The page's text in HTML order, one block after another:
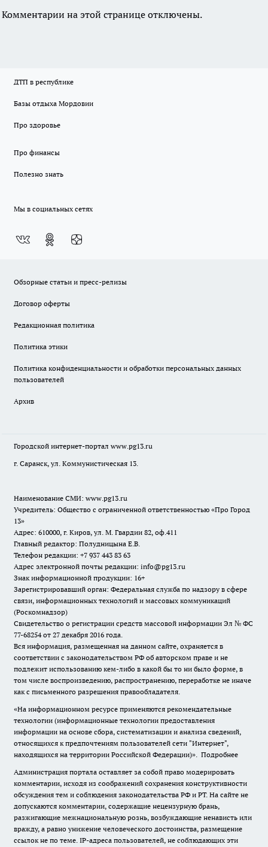
Комментарии на этой странице отключены.
ДТП в республике
Базы отдыха Мордовии
Про здоровье
Про финансы
Полезно знать
Мы в социальных сетях
Обзорные статьи и пресс-релизы
Договор оферты
Редакционная политика
Политика этики
Политика конфиденциальности и обработки персональных данных
пользователей
Архив
Городской интернет-портал www.pg13.ru
г. Саранск, ул. Коммунистическая 13.
Наименование СМИ: www.pg13.ru
Учредитель: Общество с ограниченной ответственностью «Про Город
13»
Адрес: 610000, г. Киров, ул. М. Гвардии 82, оф.411
Главный редактор: Полудницына Е.В.
Телефон редакции: +7 937 443 83 63
Адрес электронной почты редакции: info@pg13.ru
Знак информационной продукции: 16+
Зарегистрировавший орган: Федеральная служба по надзору в сфере
связи, информационных технологий и массовых коммуникаций
(Роскомнадзор)
Свидетельство о регистрации средств массовой информации Эл № ФС
77-68254 от 27 декабря 2016 года.
Вся информация, размещенная на данном сайте, охраняется в
соответствии с законодательством РФ об авторском праве и не
подлежит использованию кем-либо в какой бы то ни было форме, в
том числе воспроизведению, распространению, переработке не иначе
как с письменного разрешения правообладателя.
«На информационном ресурсе применяются рекомендательные
технологии (информационные технологии предоставления
информации на основе сбора, систематизации и анализа сведений,
относящихся к предпочтениям пользователей сети "Интернет",
находящихся на территории Российской Федерации)». Подробнее
Администрация портала оставляет за собой право модерировать
комментарии, исходя из соображений сохранения конструктивности
обсуждения тем и соблюдения законодательства РФ и РТ. На сайте не
допускаются комментарии, содержащие нецензурную брань,
разжигающие межнациональную рознь, возбуждающие ненависть или
вражду, а равно унижение человеческого достоинства, размещение
ссылок не по теме. IP-адреса пользователей, не соблюдающих эти